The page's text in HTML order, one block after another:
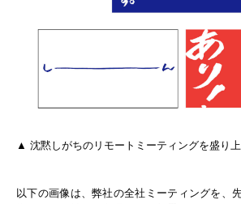
▲ 沈黙しがちのリモートミーティングを盛り上
以下の画像は、弊社の全社ミーティングを、